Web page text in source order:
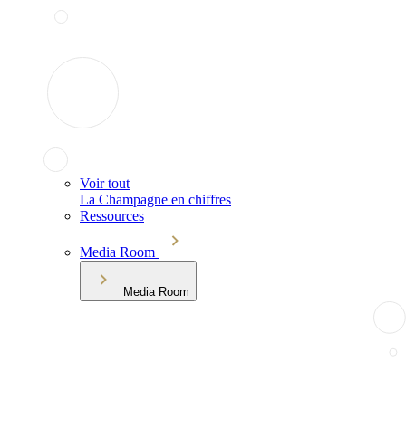
Voir tout
La Champagne en chiffres
Ressources
Media Room
Media Room